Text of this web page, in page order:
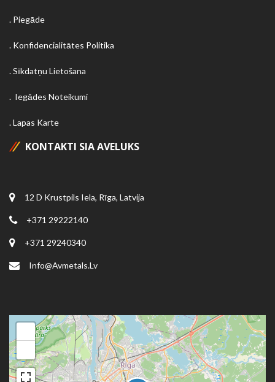
Piegāde
Konfidencialitātes Politika
Sīkdatņu Lietošana
Iegādes Noteikumi
Lapas Karte
KONTAKTI SIA AVELUKS
12 D Krustpils Iela, Rīga, Latvija
+371 29222140
+371 29240340
Info@avmetals.lv